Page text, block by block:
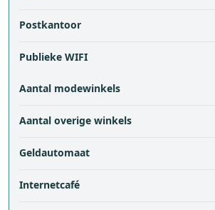
Postkantoor
Publieke WIFI
Aantal modewinkels
Aantal overige winkels
Geldautomaat
Internetcafé